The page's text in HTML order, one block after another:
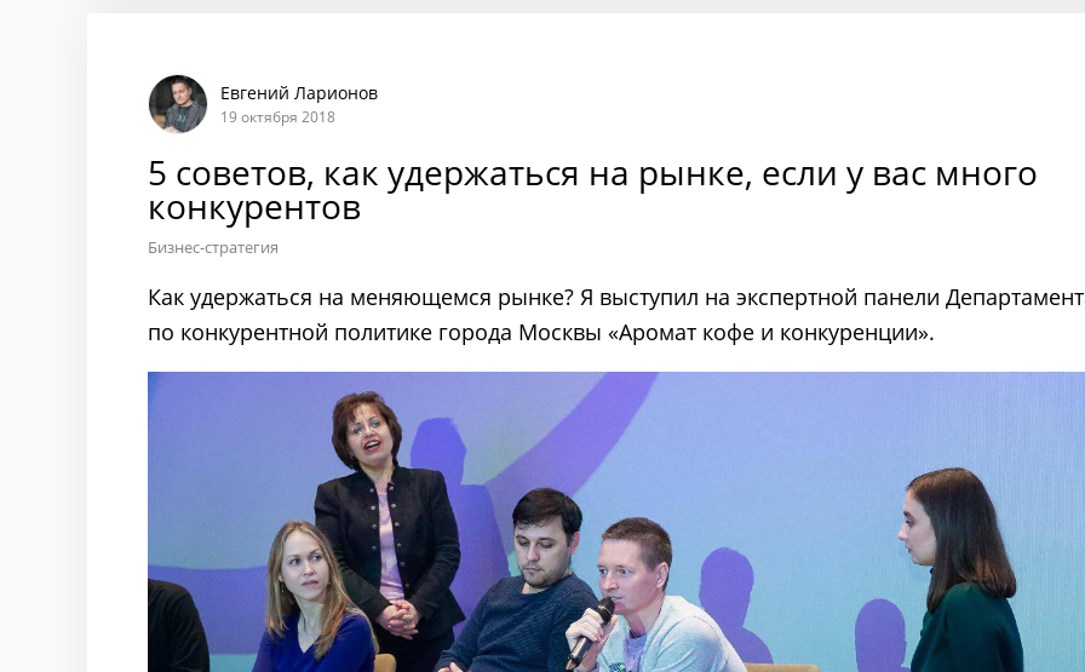
Евгений Ларионов
19 октября 2018
5 советов, как удержаться на рынке, если у вас много
конкурентов
Бизнес-стратегия
Как удержаться на меняющемся рынке? Я выступил на экспертной панели
по конкурентной политике города Москвы «Аромат кофе и конкуренции».